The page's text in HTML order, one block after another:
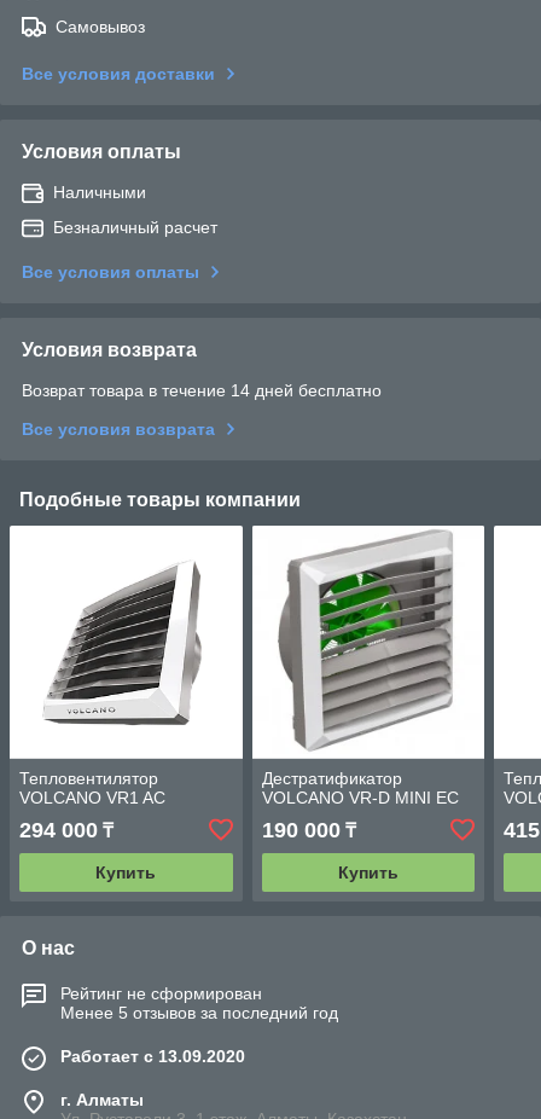
Самовывоз
Все условия доставки
Условия оплаты
Наличными
Безналичный расчет
Все условия оплаты
Условия возврата
Возврат товара в течение 14 дней бесплатно
Все условия возврата
Подобные товары компании
Тепловентилятор
VOLCANO VR1 AC
294 000 ₸
Купить
Дестратификатор
VOLCANO VR-D MINI EC
190 000₸
Купить
О нас
Рейтинг не сформирован
Менее 5 отзывов за последний год
Работает с 13.09.2020
г. Алматы